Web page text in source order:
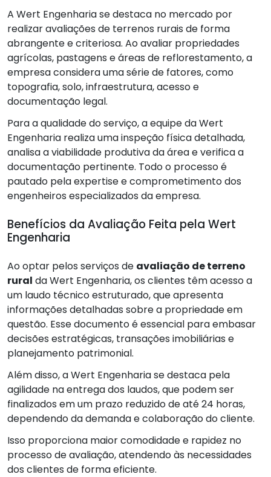
A Wert Engenharia se destaca no mercado por
realizar avaliações de terrenos rurais de forma
abrangente e criteriosa. Ao avaliar propriedades
agrícolas, pastagens e áreas de reflorestamento, a
empresa considera uma série de fatores, como
topografia, solo, infraestrutura, acesso e
documentação legal.
Para a qualidade do serviço, a equipe da Wert
Engenharia realiza uma inspeção física detalhada,
analisa a viabilidade produtiva da área e verifica a
documentação pertinente. Todo o processo é
pautado pela expertise e comprometimento dos
engenheiros especializados da empresa.
Benefícios da Avaliação Feita pela Wert
Engenharia
Ao optar pelos serviços de avaliação de terreno
rural da Wert Engenharia, os clientes têm acesso a
um laudo técnico estruturado, que apresenta
informações detalhadas sobre a propriedade em
questão. Esse documento é essencial para embasar
decisões estratégicas, transações imobiliárias e
planejamento patrimonial.
Além disso, a Wert Engenharia se destaca pela
agilidade na entrega dos laudos, que podem ser
finalizados em um prazo reduzido de até 24 horas,
dependendo da demanda e colaboração do cliente.
Isso proporciona maior comodidade e rapidez no
processo de avaliação, atendendo às necessidades
dos clientes de forma eficiente.